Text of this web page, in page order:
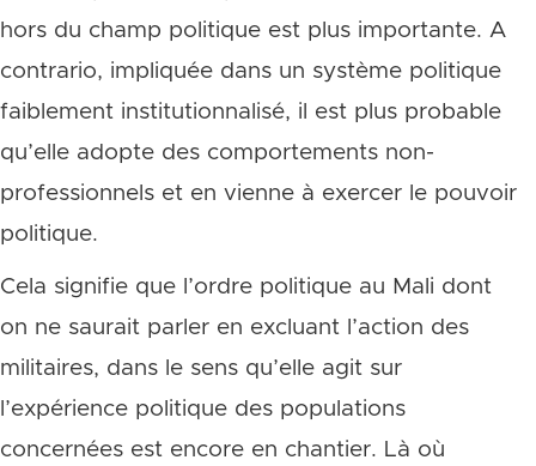
hors du champ politique est plus importante. A
contrario, impliquée dans un système politique
faiblement institutionnalisé, il est plus probable
qu’elle adopte des comportements non-
professionnels et en vienne à exercer le pouvoir
politique.
Cela signifie que l’ordre politique au Mali dont
on ne saurait parler en excluant l’action des
militaires, dans le sens qu’elle agit sur
l’expérience politique des populations
concernées est encore en chantier. Là où